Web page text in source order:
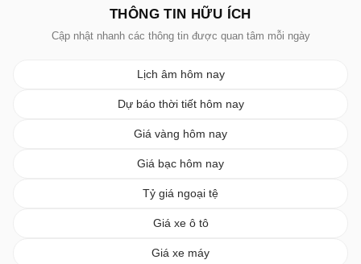
THÔNG TIN HỮU ÍCH
Cập nhật nhanh các thông tin được quan tâm mỗi ngày
Lịch âm hôm nay
Dự báo thời tiết hôm nay
Giá vàng hôm nay
Giá bạc hôm nay
Tỷ giá ngoại tệ
Giá xe ô tô
Giá xe máy